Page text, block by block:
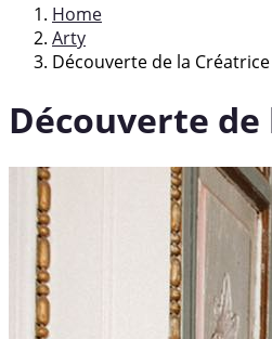
Home
Arty
Découverte de la
Découverte